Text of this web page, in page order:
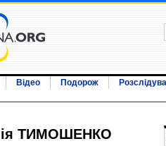
Відео Подорож
ТИМОШЕНКО